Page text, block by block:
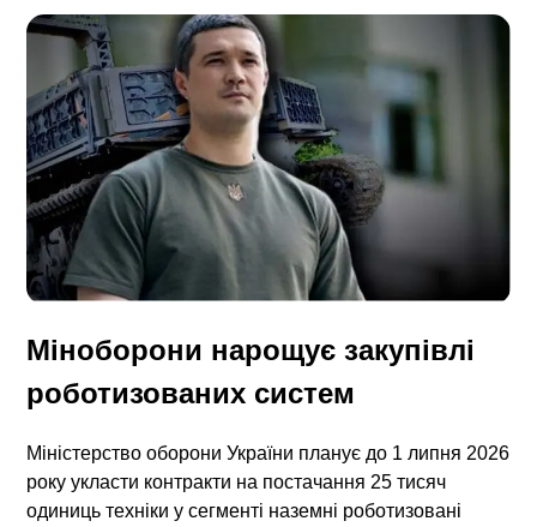
Міноборони нарощує закупівлі
роботизованих систем
Міністерство оборони України планує до 1 липня 2026
року укласти контракти на постачання 25 тисяч
одиниць техніки у сегменті наземні роботизовані